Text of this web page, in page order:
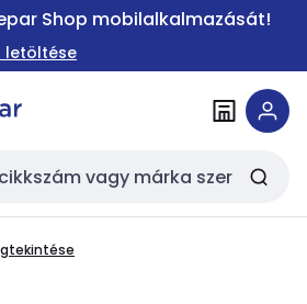
Shop mobilalkalmazását!
letöltése